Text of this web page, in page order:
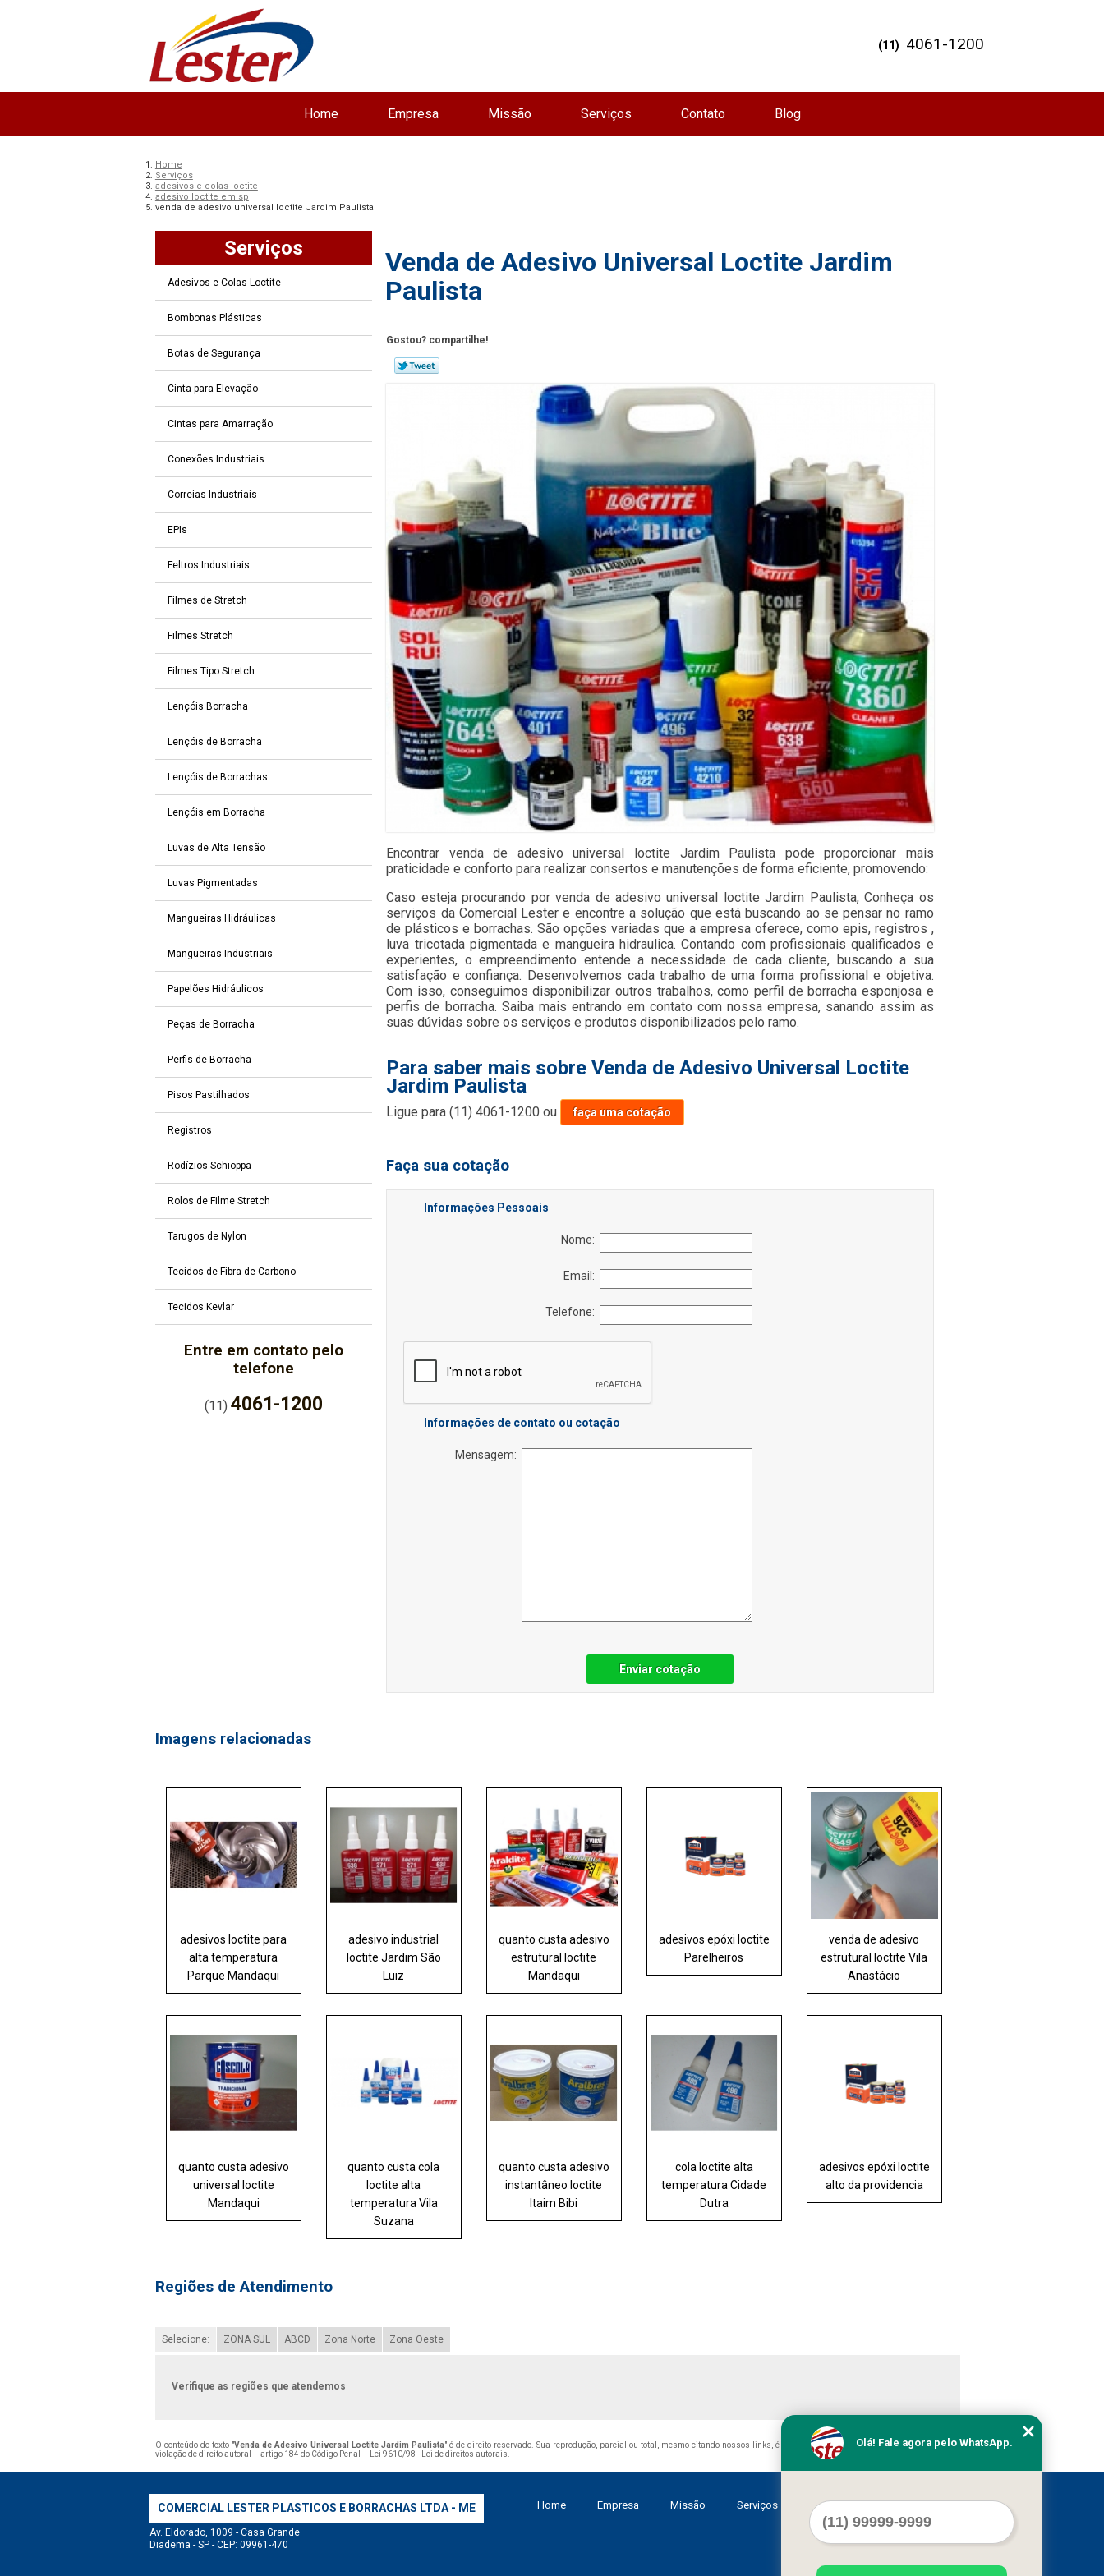
Home Empresa Missão Serviços Contato Blog
(11) 4061-1200
Home
Serviços
adesivos e colas loctite
adesivo loctite em sp
venda de adesivo universal loctite Jardim Paulista
Serviços
Adesivos e Colas Loctite
Bombonas Plásticas
Botas de Segurança
Cinta para Elevação
Cintas para Amarração
Conexões Industriais
Correias Industriais
EPIs
Feltros Industriais
Filmes de Stretch
Filmes Stretch
Filmes Tipo Stretch
Lençóis Borracha
Lençóis de Borracha
Lençóis de Borrachas
Lençóis em Borracha
Luvas de Alta Tensão
Luvas Pigmentadas
Mangueiras Hidráulicas
Mangueiras Industriais
Papelões Hidráulicos
Peças de Borracha
Perfis de Borracha
Pisos Pastilhados
Registros
Rodízios Schioppa
Rolos de Filme Stretch
Tarugos de Nylon
Tecidos de Fibra de Carbono
Tecidos Kevlar
Entre em contato pelo
telefone
(11)4061-1200
Venda de Adesivo Universal Loctite Jardim
Paulista
Gostou? compartilhe!
Encontrar venda de adesivo universal loctite Jardim Paulista pode proporcionar mais
praticidade e conforto para realizar consertos e manutenções de forma eficiente, promovendo:
Caso esteja procurando por venda de adesivo universal loctite Jardim Paulista, Conheça os
serviços da Comercial Lester e encontre a solução que está buscando ao se pensar no ramo
de plásticos e borrachas. São opções variadas que a empresa oferece, como epis, registros ,
luva tricotada pigmentada e mangueira hidraulica. Contando com profissionais qualificados e
experientes, o empreendimento entende a necessidade de cada cliente, buscando a sua
satisfação e confiança. Desenvolvemos cada trabalho de uma forma profissional e objetiva.
Com isso, conseguimos disponibilizar outros trabalhos, como perfil de borracha esponjosa e
perfis de borracha. Saiba mais entrando em contato com nossa empresa, sanando assim as
suas dúvidas sobre os serviços e produtos disponibilizados pelo ramo.
Para saber mais sobre Venda de Adesivo Universal Loctite
Jardim Paulista
Ligue para(11) 4061-1200 ou faça uma cotação
Faça sua cotação
Informações Pessoais
Nome:
Email:
Telefone:
Informações de contato ou cotação
Mensagem:
Enviar cotação
Imagens relacionadas
adesivos loctite para
alta temperatura
Parque Mandaqui
adesivo industrial
loctite Jardim São
Luiz
quanto custa adesivo
estrutural loctite
Mandaqui
adesivos epóxi loctite
Parelheiros
venda de adesivo
estrutural loctite Vila
Anastácio
quanto custa adesivo
universal loctite
Mandaqui
quanto custa cola
loctite alta
temperatura Vila
Suzana
quanto custa adesivo
instantâneo loctite
Itaim Bibi
cola loctite alta
temperatura Cidade
Dutra
adesivos epóxi loctite
alto da providencia
Regiões de Atendimento
Selecione: ZONA SUL ABCD Zona Norte Zona Oeste
Verifique as regiões que atendemos
O conteúdo do texto "Venda de Adesivo Universal Loctite Jardim Paulista" é de direito reservado. Sua reprodução, parcial ou total, mesmo citando nossos links, é proibida sem a autorização do autor. Crime de
violação de direito autoral – artigo 184 do Código Penal –
Lei 9610/98 - Lei de direitos autorais
COMERCIAL LESTER PLASTICOS E BORRACHAS LTDA - ME
Av. Eldorado, 1009 - Casa Grande
Diadema - SP - CEP: 09961-470
Home Empresa Missão Serviços Contato Mapa do site
Olá! Fale agora pelo WhatsApp.